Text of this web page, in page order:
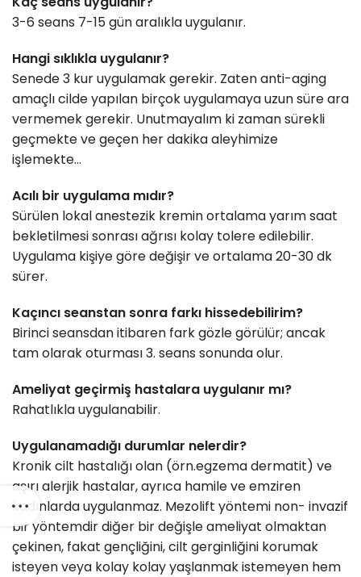
3-6 seans 7-15 gün aralıkla uygulanır.
Hangi sıklıkla uygulanır?
Senede 3 kur uygulamak gerekir. Zaten anti-aging
amaçlı cilde yapılan birçok uygulamaya uzun süre ara
vermemek gerekir. Unutmayalım ki zaman sürekli
geçmekte ve geçen her dakika aleyhimize
işlemekte…
Acılı bir uygulama mıdır?
Sürülen lokal anestezik kremin ortalama yarım saat
bekletilmesi sonrası ağrısı kolay tolere edilebilir.
Uygulama kişiye göre değişir ve ortalama 20-30 dk
sürer.
Kaçıncı seanstan sonra farkı hissedebilirim?
Birinci seansdan itibaren fark gözle görülür; ancak
tam olarak oturması 3. seans sonunda olur.
Ameliyat geçirmiş hastalara uygulanır mı?
Rahatlıkla uygulanabilir.
Uygulanamadığı durumlar nelerdir?
Kronik cilt hastalığı olan (örn.egzema dermatit) ve
aşırı alerjik hastalar, ayrıca hamile ve emziren
kadınlarda uygulanmaz. Mezolift yöntemi non- invazif
bir yöntemdir diğer bir değişle ameliyat olmaktan
çekinen, fakat gençliğini, cilt gerginliğini korumak
isteyen veya kolay kolay yaşlanmak istemeyen hem